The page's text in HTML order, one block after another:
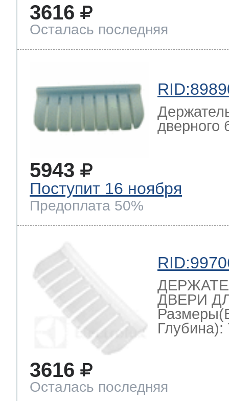
3616
Осталась последняя
дверного
5943
Поступит 16 ноября
Предоплата 50%
ДВЕРИ
Глубина):
3616
Осталась последняя